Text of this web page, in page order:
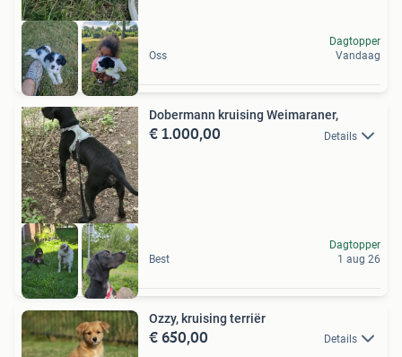
Oss
Dagtopper
Vandaag
Dobermann kruising Weimaraner,
€ 1.000,00 Details
Best
Dagtopper
1 aug 26
Ozzy, kruising terriër
€ 650,00 Details